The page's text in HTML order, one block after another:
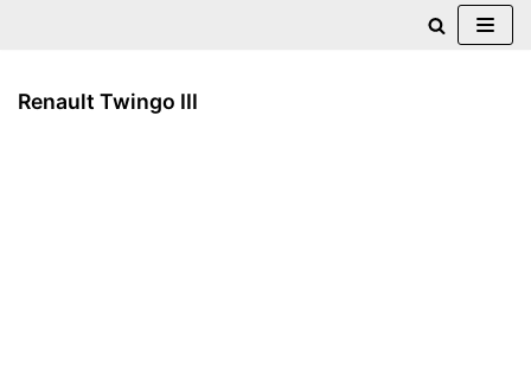
Inhalt
Renault Twingo III